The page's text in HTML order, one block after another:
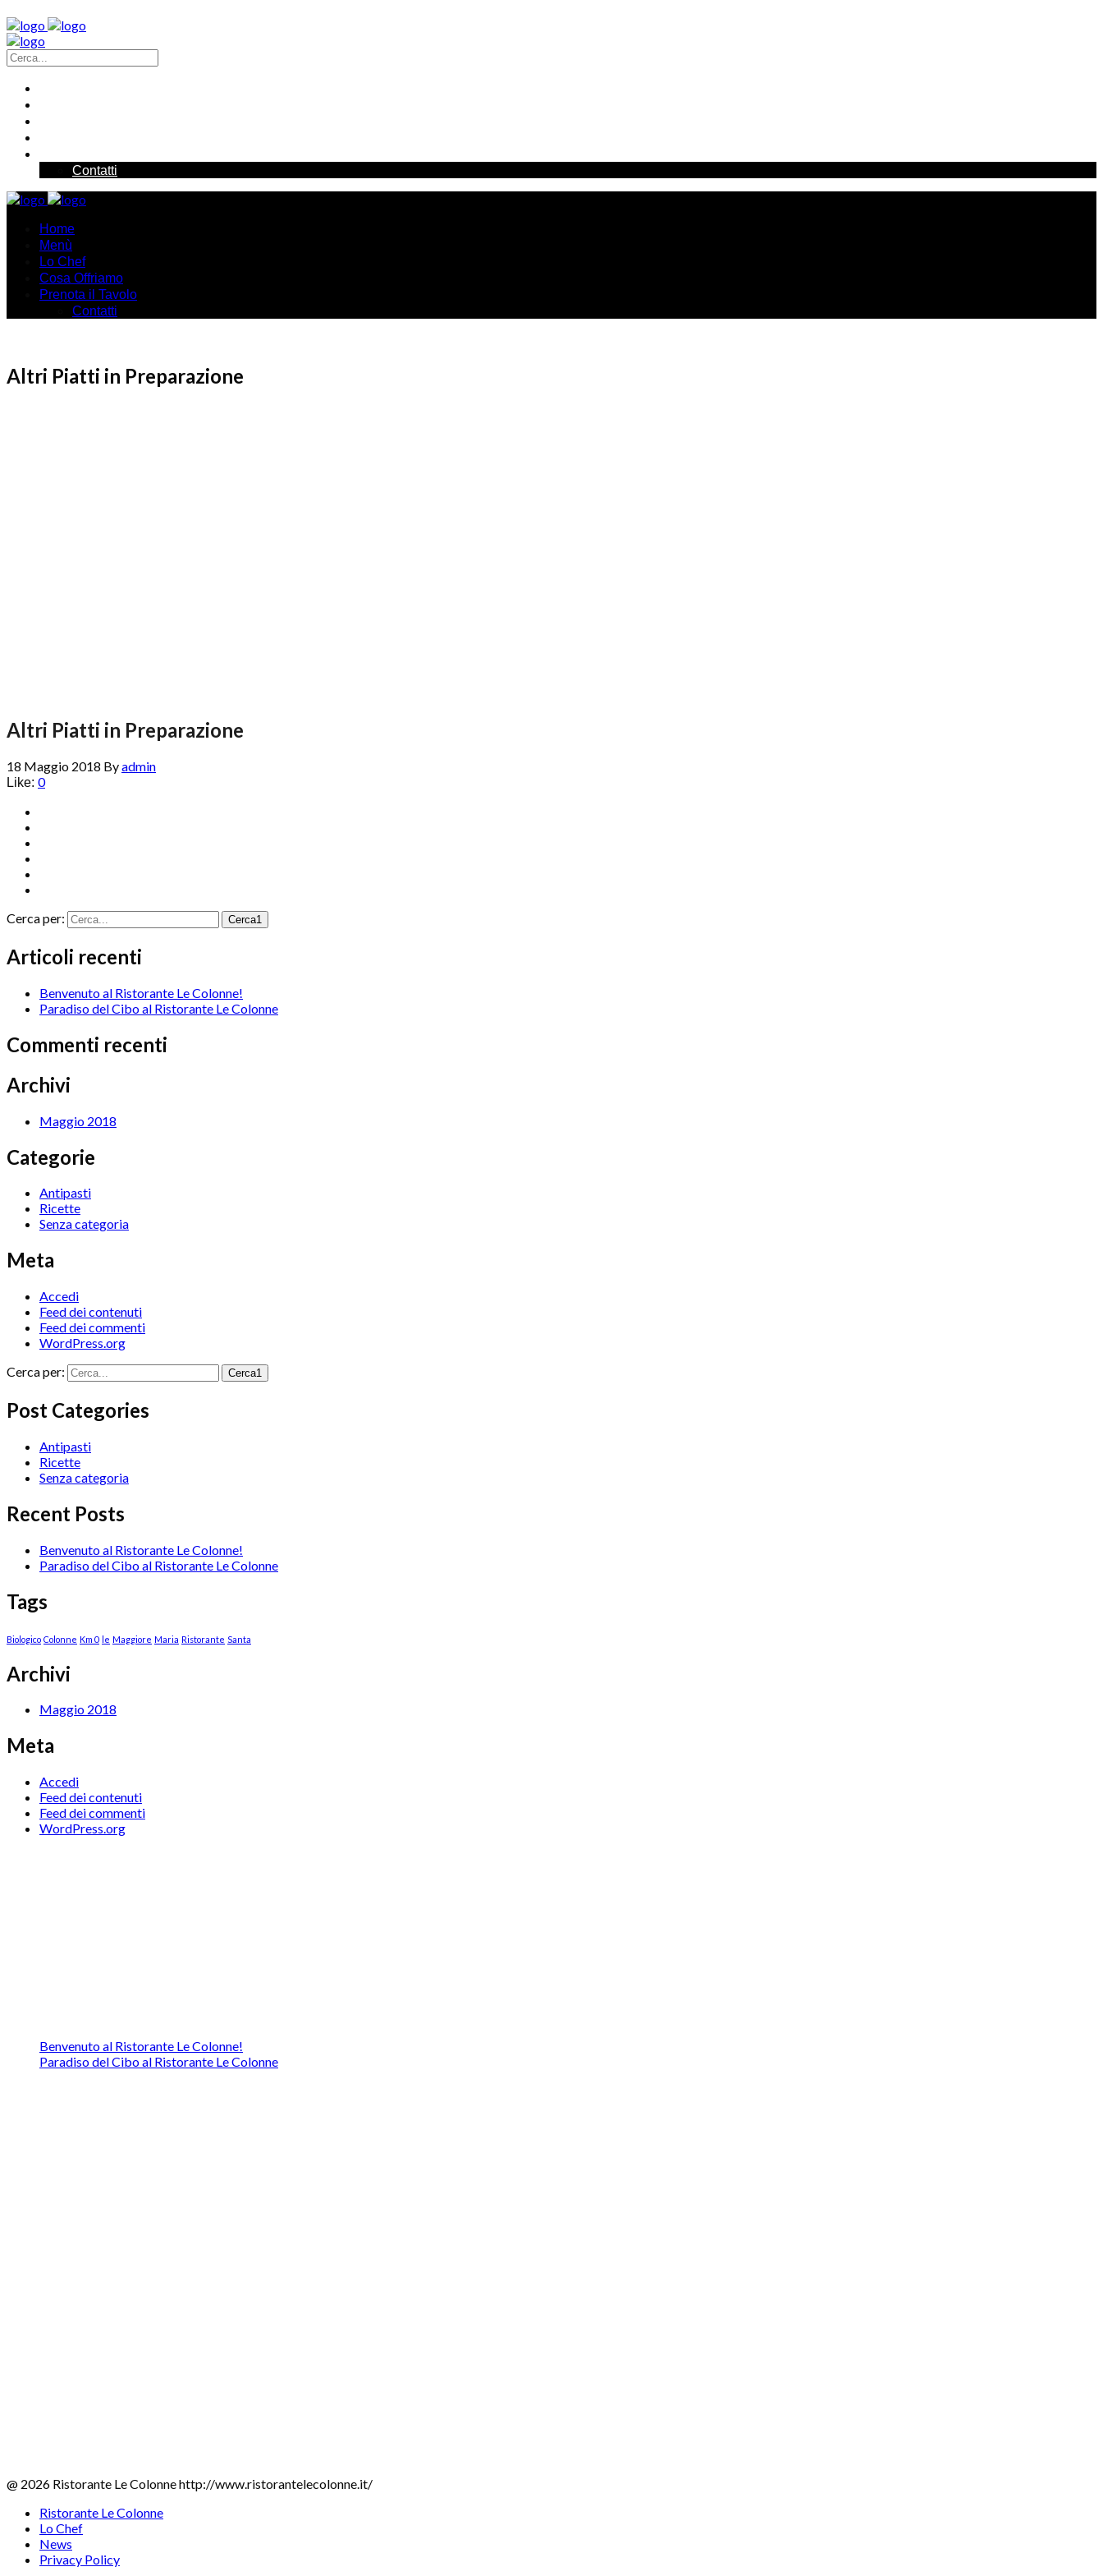
Contatti
Home
Menù
Lo Chef
Cosa Offriamo
Prenota il Tavolo
Contatti
Altri Piatti in Preparazione
Altri Piatti in Preparazione
18 Maggio 2018 Byadmin
Like: 0
Cerca per: Cerca1
Articoli recenti
Benvenuto al Ristorante Le Colonne!
Paradiso del Cibo al Ristorante Le Colonne
Commenti recenti
Archivi
Maggio 2018
Categorie
Antipasti
Ricette
Senza categoria
Meta
Accedi
Feed dei contenuti
Feed dei commenti
WordPress.org
Cerca per:
Cerca1
Post Categories
Antipasti
Ricette
Senza categoria
Recent Posts
Benvenuto al Ristorante Le Colonne!
Paradiso del Cibo al Ristorante Le Colonne
Tags
Biologico Colonne Km 0 le Maggiore Maria Ristorante Santa
Archivi
Maggio 2018
Meta
Accedi
Feed dei contenuti
Feed dei commenti
WordPress.org
Benvenuto al Ristorante Le Colonne!
Paradiso del Cibo al Ristorante Le Colonne
@ 2026 Ristorante Le Colonne http://www.ristorantelecolonne.it/
Ristorante Le Colonne
Lo Chef
News
Privacy Policy